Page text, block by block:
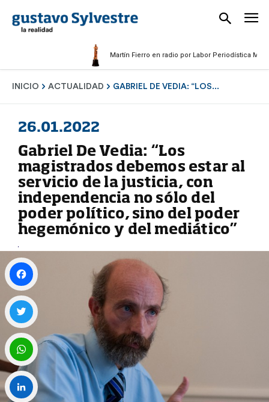
Martín Fierro en radio por Labor Periodística Masculina
INICIO ACTUALIDAD GABRIEL DE VEDIA: “LOS...
26.01.2022
Gabriel De Vedia: “Los
magistrados debemos estar al
servicio de la justicia, con
independencia no sólo del
poder político, sino del poder
hegemónico y del mediático”
Facebook
Twitter
WhatsApp